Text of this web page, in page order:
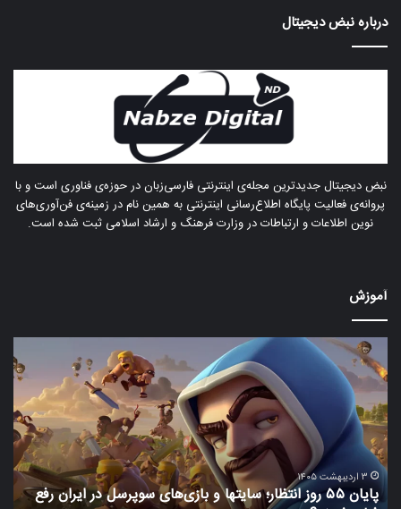
درباره‌ نبض دیجیتال
نبض دیجیتال جدیدترین مجله‌ی اینترنتی فارسی‌زبان در حوزه‌ی فناوری است و با
پروانه‌ی فعالیت پایگاه اطلاع‌رسانی اینترنتی به همین نام در زمینه‌ی فن‌آوری‌های
نوین اطلاعات و ارتباطات در وزارت فرهنگ و ارشاد اسلامی ثبت شده است.
آموزش
پایان
۵۵
روز
انتظار؛
سایتها
و
بازی‌های
سوپرسل
در
۳ اردیبهشت ۱۴۰۵
پایان ۵۵ روز انتظار؛ سایتها و بازی‌های سوپرسل در ایران رفع